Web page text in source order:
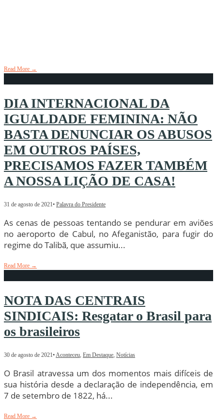
Read More →
DIA INTERNACIONAL DA
IGUALDADE FEMININA: NÃO
BASTA DENUNCIAR OS ABUSOS
EM OUTROS PAÍSES,
PRECISAMOS FAZER TAMBÉM
A NOSSA LIÇÃO DE CASA!
31 de agosto de 2021• Palavra do Presidente
As cenas de pessoas tentando se pendurar em aviões
no aeroporto de Cabul, no Afeganistão, para fugir do
regime do Talibã, que assumiu...
Read More →
NOTA DAS CENTRAIS
SINDICAIS: Resgatar o Brasil para
os brasileiros
30 de agosto de 2021•Aconteceu, Em Destaque, Notícias
O Brasil atravessa um dos momentos mais difíceis de
sua história desde a declaração de independência, em
7 de setembro de 1822, há...
Read More →